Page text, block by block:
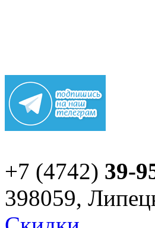
+7 (4742) 39-
398059,